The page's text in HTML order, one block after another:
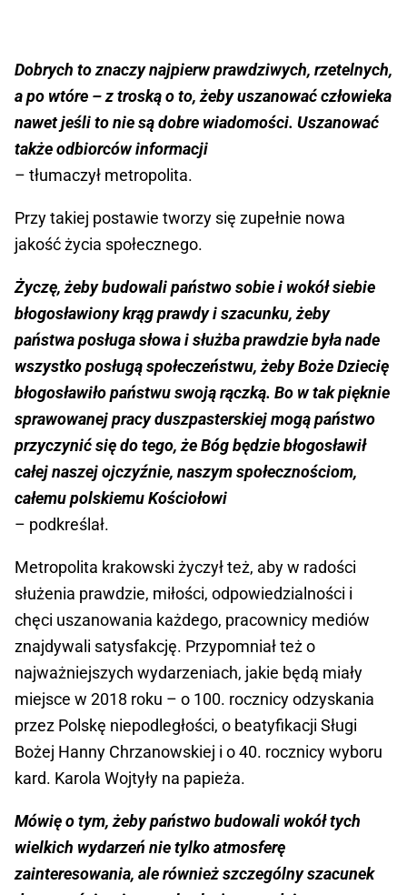
Dobrych to znaczy najpierw prawdziwych, rzetelnych,
a po wtóre – z troską o to, żeby uszanować człowieka
nawet jeśli to nie są dobre wiadomości. Uszanować
także odbiorców informacji
– tłumaczył metropolita.
Przy takiej postawie tworzy się zupełnie nowa
jakość życia społecznego.
Życzę, żeby budowali państwo sobie i wokół siebie
błogosławiony krąg prawdy i szacunku, żeby
państwa posługa słowa i służba prawdzie była nade
wszystko posługą społeczeństwu, żeby Boże Dziecię
błogosławiło państwu swoją rączką. Bo w tak pięknie
sprawowanej pracy duszpasterskiej mogą państwo
przyczynić się do tego, że Bóg będzie błogosławił
całej naszej ojczyźnie, naszym społecznościom,
całemu polskiemu Kościołowi
– podkreślał.
Metropolita krakowski życzył też, aby w radości
służenia prawdzie, miłości, odpowiedzialności i
chęci uszanowania każdego, pracownicy mediów
znajdywali satysfakcję. Przypomniał też o
najważniejszych wydarzeniach, jakie będą miały
miejsce w 2018 roku – o 100. rocznicy odzyskania
przez Polskę niepodległości, o beatyfikacji Sługi
Bożej Hanny Chrzanowskiej i o 40. rocznicy wyboru
kard. Karola Wojtyły na papieża.
Mówię o tym, żeby państwo budowali wokół tych
wielkich wydarzeń nie tylko atmosferę
zainteresowania, ale również szczególny szacunek